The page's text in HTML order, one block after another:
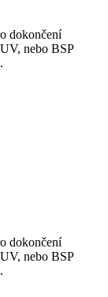
dokončení
nebo BSP
dokončení
nebo BSP